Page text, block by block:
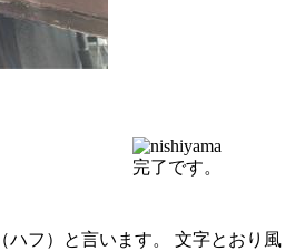
完了です。
（ハフ）と言います。 文字とおり風